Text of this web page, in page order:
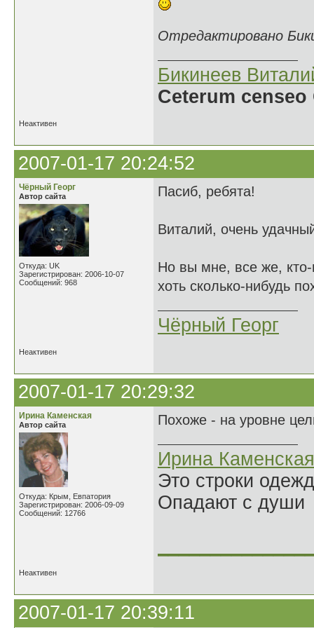
Отредактировано
Бикинеев
Ceterum
Неактивен
2007-01-17 20:24:52
Чёрный Георг
Автор сайта
Откуда: UK
Зарегистрирован: 2006-10-07
Сообщений: 968
Пасиб, ребята!
Виталий, очень
Но вы мне, все же, кто-
хоть сколько-нибудь
Чёрный Георг
Неактивен
2007-01-17 20:29:32
Ирина Каменская
Автор сайта
Откуда: Крым, Евпатория
Зарегистрирован: 2006-09-09
Сообщений: 12766
Похоже - на уровне
Ирина Каменская
Это строки
Опадают с души
Неактивен
2007-01-17 20:39:11